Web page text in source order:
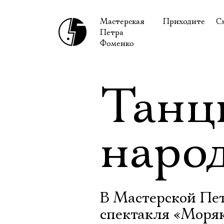
Мастерская
Петра
Фоменко
Приходите
Правила
В Мастерской
спектакля